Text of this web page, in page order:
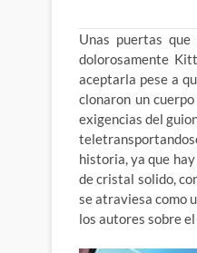
Unas puertas
dolorosamente
aceptarla pese a
clonaron un
exigencias del
historia, ya que
de cristal solido,
se atraviesa como
los autores sobre